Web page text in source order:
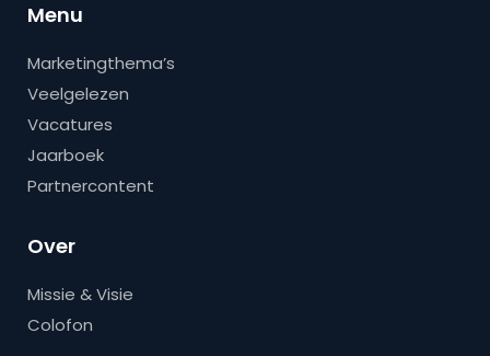
Menu
Marketingthema’s
Veelgelezen
Vacatures
Jaarboek
Partnercontent
Over
Missie & Visie
Colofon